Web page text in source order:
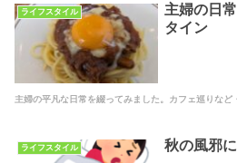
ライフスタイル
主婦の日
タイン
主婦の平凡な日常を綴ってみました。カフェ巡りなど
ライフスタイル 秋の風邪